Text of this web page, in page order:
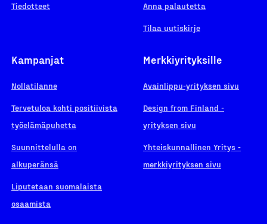
Tiedotteet Anna palautetta
Tilaa uutiskirje
Kampanjat
Nollatilanne
Tervetuloa kohti positiivista
työelämäpuhetta
Suunnittelulla on
alkuperänsä
Liputetaan suomalaista
osaamista
Merkkiyrityksille
Avainlippu-yrityksen sivu
Design from Finland -
yrityksen sivu
Yhteiskunnallinen Yritys -
merkkiyrityksen sivu